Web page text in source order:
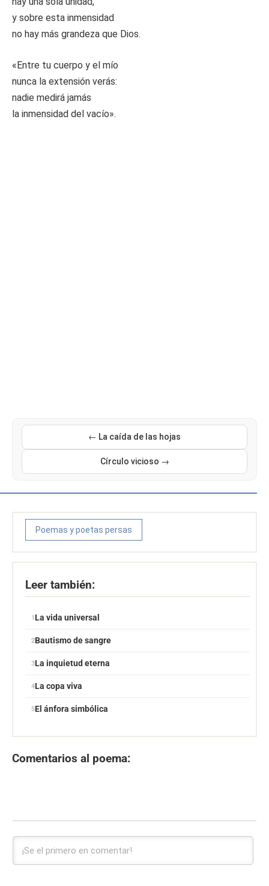
y sobre esta inmensidad
no hay más grandeza que Dios.
«Entre tu cuerpo y el mío
nunca la extensión verás:
nadie medirá jamás
la inmensidad del vacío».
← La caída de las hojas
Círculo vicioso →
Poemas y poetas persas
Leer también:
La vida universal
Bautismo de sangre
La inquietud eterna
La copa viva
El ánfora simbólica
Comentarios al poema: